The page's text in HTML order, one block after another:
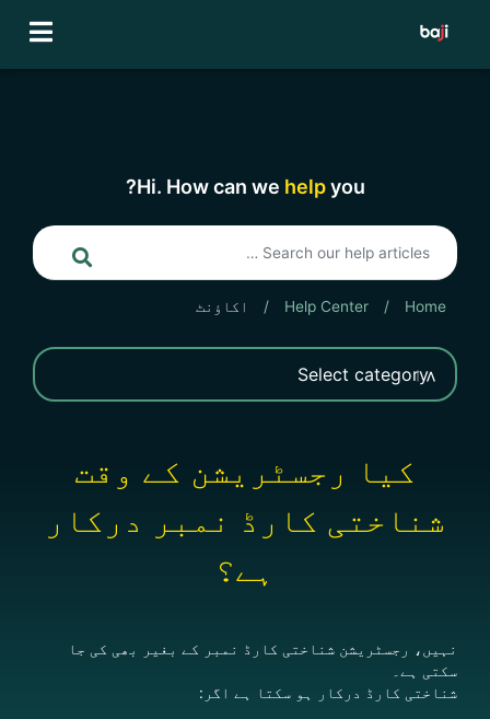
Hi. How can we helpyou?
Home
/
Help Center
/ اکاؤنٹ
کیا رجسٹریشن کے وقت
شناختی کارڈ نمبر درکار
ہے؟
نہیں، رجسٹریشن شناختی کارڈ نمبر کے بغیر بھی کی جا
سکتی ہے۔
شناختی کارڈ درکار ہو سکتا ہے اگر: